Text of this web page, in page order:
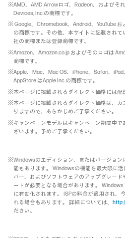
※AMD、AMD Arrowロゴ、Radeon、およびそ
Devices, Inc.の商標です。
※ Google、Chromebook、Android、YouTube
の商標です。その他、本サイトに記載され
社の商標または登録商標です。
※Amazon、Amazon.co.jp およびそのロゴは
商標です。
※Apple、Mac、Mac OS、iPhone、Safari、iPad
AppStore はApple Inc.の商標です。
※本ページに掲載されるダイレクト価格には配
※本ページに掲載されるダイレクト価格は、カ
りますので、あらかじめご了承ください。
※キャンペーンモデルはキャンペーン期間中で
ざいます。予めご了承ください。
※Windowsのエディション、またはバージョン
能もあります。 Windowsの機能を最大限に
バー、およびソフトウェアのアップグレー
ートが必要となる場合があります。
に有効化されます。 ISPの料金が適用され、
れる場合もあります。 詳細については、
ださい。